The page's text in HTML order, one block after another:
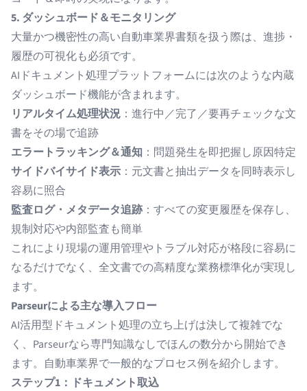
5. ダッシュボード＆モニタリング
大量かつ機密性の高い自動車業界書類を扱う際は、進捗・
履歴の可視化も必須です。
AIドキュメント処理プラットフォームには次のような内蔵
ダッシュボード機能が含まれます。
リアルタイム処理状況 ：進行中／完了／要再チェックな文
書をその場で追跡
エラートラッキング＆通知 ：問題発生を即把握し原因特定
サイドバイサイド表示 ：元文書と抽出データを同時表示し
容易に照合
監査ログ・メタデータ追跡 ：すべての変更履歴を保存し、
規制対応や内部監査も簡単
これにより現場の運用管理やトラブル対応が格段に容易に
なるだけでなく、全文書での高精度な業務標準化が実現し
ます。
Parseurによる主な導入フロー
AI活用型ドキュメント処理の立ち上げは決して複雑でな
く、Parseurなら専門知識なしでほんの数分から開始でき
ます。自動車業界で一般的なプロセス例を紹介します。
ステップ1：ドキュメント取込